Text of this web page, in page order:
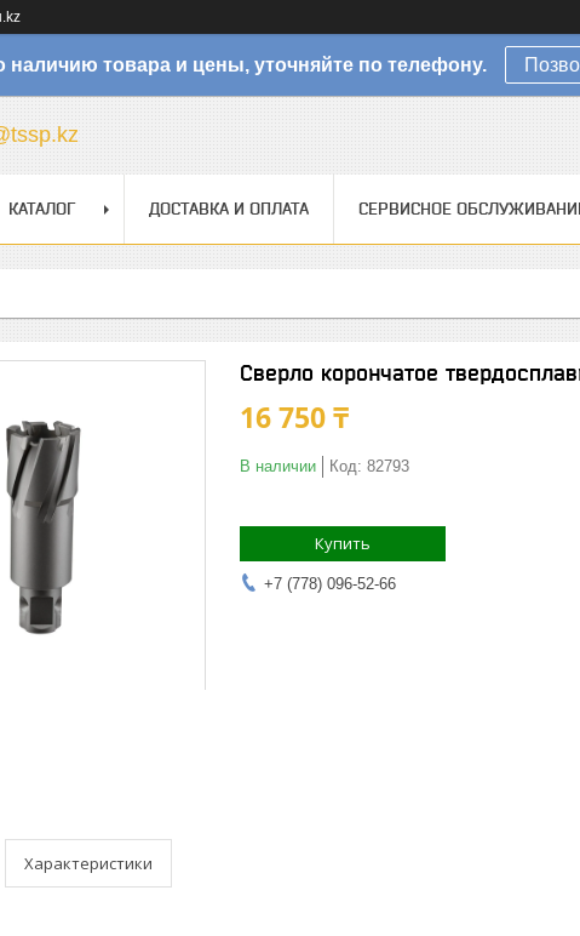
наличию товара и цены, уточняйте по телефону.
КАТАЛОГ ДОСТАВКА И ОПЛАТА СЕРВИСНОЕ
Сверло корончатое
16 750 ₸
В наличии Код: 82793
Купить
+7 (778) 096-52-66
Характеристики